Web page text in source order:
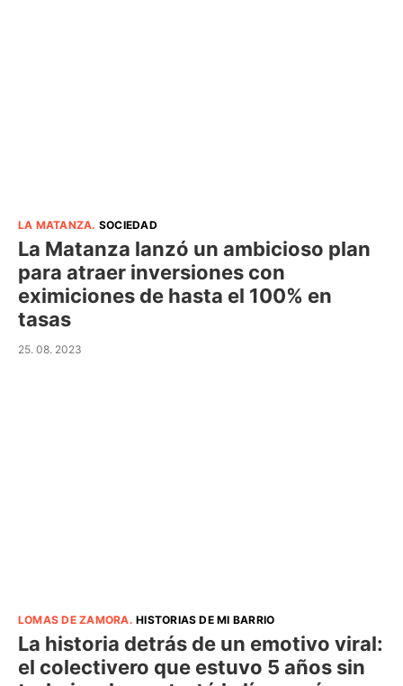
LA MATANZA. SOCIEDAD
La Matanza lanzó un ambicioso plan
para atraer inversiones con
eximiciones de hasta el 100% en
tasas
25. 08. 2023
LOMAS DE ZAMORA.HISTORIAS DE MI BARRIO
La historia detrás de un emotivo viral:
el colectivero que estuvo 5 años sin